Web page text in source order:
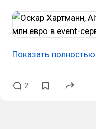
Показать полностью
2